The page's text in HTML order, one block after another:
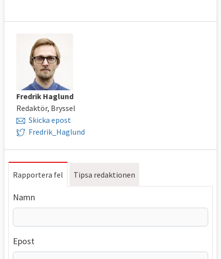
Fredrik Haglund
Redaktör, Bryssel
Skicka epost
Fredrik_Haglund
Rapportera fel Tipsa redaktionen
Namn
Epost